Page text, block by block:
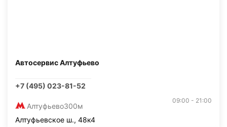
Автосервис Алтуфьево
+7 (495) 023-81-52
Алтуфьево300м
09:00 - 21:00
Алтуфьевское ш., 48к4